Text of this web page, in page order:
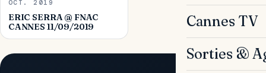
Cannes TV
Sorties &
OCT. 2019
ERIC SERRA @ FNAC
CANNES 11/09/2019